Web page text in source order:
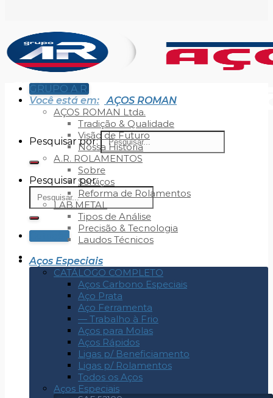
Pesquisar por:
Pesquisar por:
Cotação
GRUPO A.R.
Você está em:
AÇOS ROMAN
AÇOS ROMAN Ltda.
Tradição & Qualidade
Visão de Futuro
Nossa História
A.R. ROLAMENTOS
Sobre
Serviços
Reforma de Rolamentos
LAB.METAL
Tipos de Análise
Precisão & Tecnologia
Laudos Técnicos
Aços Especiais
CATÁLOGO COMPLETO
Aços Carbono Especiais
Aço Prata
Aço Ferramenta
— Trabalho à Frio
Aços para Molas
Aços Rápidos
Ligas p/ Beneficiamento
Ligas p/ Rolamentos
Todos os Aços
Aços Especiais